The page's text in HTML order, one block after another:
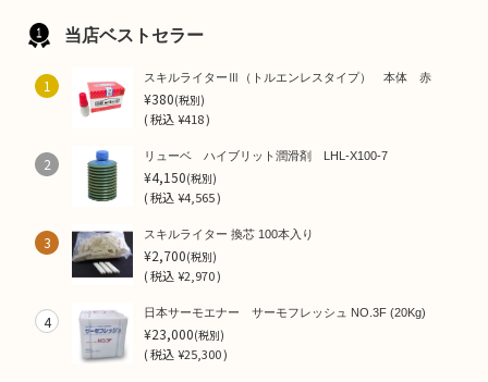
当店ベストセラー
1 スキルライターⅢ（トルエンレスタイプ） 本体 赤
¥380(税別)
(税込¥418 )
2 リューベ ハイブリット潤滑剤 LHL-X100-7
¥4,150(税別)
(税込¥4,565 )
3 スキルライター 換芯 100本入り
¥2,700(税別)
(税込¥2,970 )
4 日本サーモエナー サーモフレッシュ NO.3F (20Kg)
¥23,000(税別)
(税込¥25,300 )